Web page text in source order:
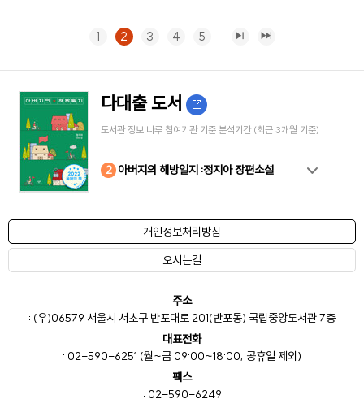
1 2 3 4 5
다대출 도서
도서관 정보 나루 참여기관 기준 분석기간 (최근 3개월 기준)
1
2 아버지의 해방일지 :정지아 장편소설
3
4
5
6
7
8
9
10
개인정보처리방침
오시는길
주소
: (우)06579 서울시 서초구 반포대로 201(반포동) 국립중앙도서관 7층
대표전화
: 02-590-6251 (월~금 09:00~18:00, 공휴일 제외)
팩스
: 02-590-6249